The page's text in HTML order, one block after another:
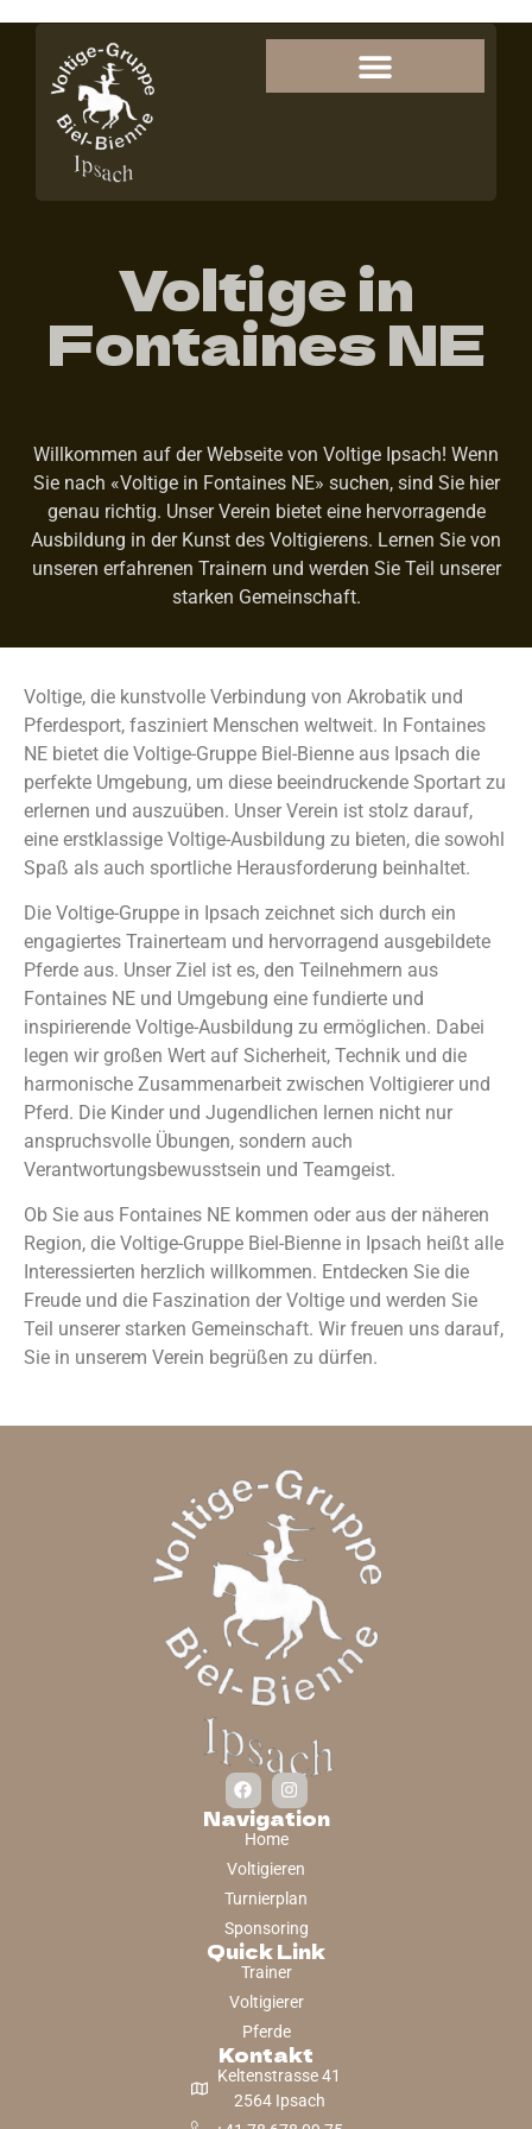
Voltige in
Fontaines NE
Willkommen auf der Webseite von Voltige Ipsach! Wenn
Sie nach «Voltige in Fontaines NE» suchen, sind Sie hier
genau richtig. Unser Verein bietet eine hervorragende
Ausbildung in der Kunst des Voltigierens. Lernen Sie von
unseren erfahrenen Trainern und werden Sie Teil unserer
starken Gemeinschaft.
Voltige, die kunstvolle Verbindung von Akrobatik und
Pferdesport, fasziniert Menschen weltweit. In Fontaines
NE bietet die Voltige-Gruppe Biel-Bienne aus Ipsach die
perfekte Umgebung, um diese beeindruckende Sportart zu
erlernen und auszuüben. Unser Verein ist stolz darauf,
eine erstklassige Voltige-Ausbildung zu bieten, die sowohl
Spaß als auch sportliche Herausforderung beinhaltet.
Die Voltige-Gruppe in Ipsach zeichnet sich durch ein
engagiertes Trainerteam und hervorragend ausgebildete
Pferde aus. Unser Ziel ist es, den Teilnehmern aus
Fontaines NE und Umgebung eine fundierte und
inspirierende Voltige-Ausbildung zu ermöglichen. Dabei
legen wir großen Wert auf Sicherheit, Technik und die
harmonische Zusammenarbeit zwischen Voltigierer und
Pferd. Die Kinder und Jugendlichen lernen nicht nur
anspruchsvolle Übungen, sondern auch
Verantwortungsbewusstsein und Teamgeist.
Ob Sie aus Fontaines NE kommen oder aus der näheren
Region, die Voltige-Gruppe Biel-Bienne in Ipsach heißt alle
Interessierten herzlich willkommen. Entdecken Sie die
Freude und die Faszination der Voltige und werden Sie
Teil unserer starken Gemeinschaft. Wir freuen uns darauf,
Sie in unserem Verein begrüßen zu dürfen.
Navigation
Home
Voltigieren
Turnierplan
Sponsoring
Quick Link
Trainer
Voltigierer
Pferde
Kontakt
Keltenstrasse 41
2564 Ipsach